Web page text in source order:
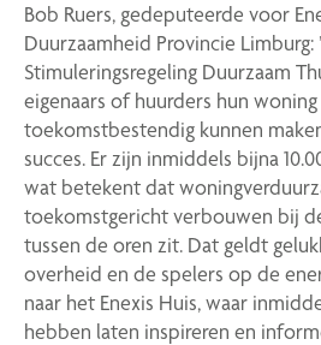
Bob Ruers, gedeputeerde voor
Duurzaamheid Provincie Limburg:
Stimuleringsregeling Duurzaam
eigenaars of huurders hun
toekomstbestendig kunnen
succes. Er zijn inmiddels bijna
wat betekent dat
toekomstgericht verbouwen bij
tussen de oren zit. Dat geldt
overheid en de spelers op de
naar het Enexis Huis, waar
hebben laten inspireren en